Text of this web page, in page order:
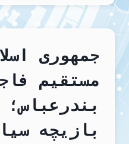
جمهوری
مستقیم
بازیچه